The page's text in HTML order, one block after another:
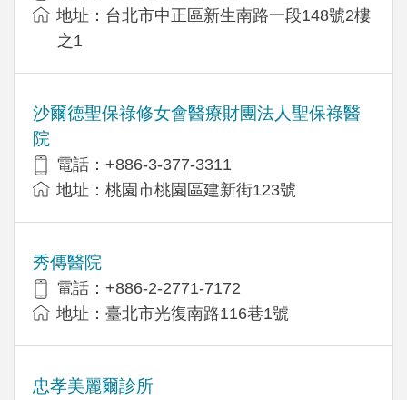
地址：台北市中正區新生南路一段148號2樓
之1
沙爾德聖保祿修女會醫療財團法人聖保祿醫
院
電話：+886-3-377-3311
地址：桃園市桃園區建新街123號
秀傳醫院
電話：+886-2-2771-7172
地址：臺北市光復南路116巷1號
忠孝美麗爾診所